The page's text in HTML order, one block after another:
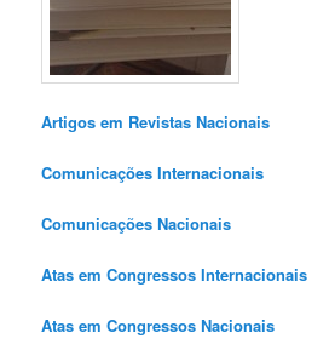
Artigos em Revistas Nacionais
Comunicações Internacionais
Comunicações Nacionais
Atas em Congressos Internacionais
Atas em Congressos Nacionais